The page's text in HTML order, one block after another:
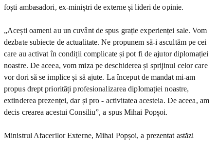
foști ambasadori, ex-miniștri de externe și lideri de opinie.
„Acești oameni au un cuvânt de spus grație experienței sale. Vom
dezbate subiecte de actualitate. Ne propunem să-i ascultăm pe cei
care au activat în condiții complicate și pot fi de ajutor diplomației
noastre. De aceea, vom miza pe deschiderea și sprijinul celor care
vor dori să se implice și să ajute. La început de mandat mi-am
propus drept priorități profesionalizarea diplomației noastre,
extinderea prezenței, dar și pro - activitatea acesteia. De aceea, am
decis crearea acestui Consiliu”, a spus Mihai Popșoi.
Ministrul Afacerilor Externe, Mihai Popșoi, a prezentat astăzi